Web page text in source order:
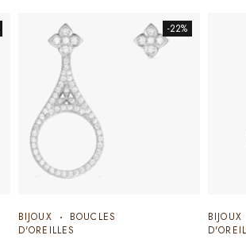
-22%
BIJOUX
BOUCLES
D'OREILLES
BIJOUX